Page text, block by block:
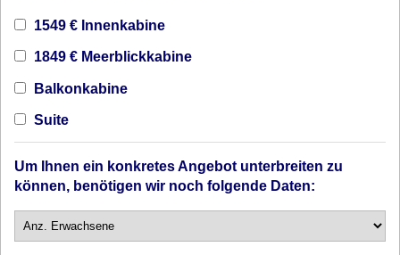
1549 € Innenkabine
1849 € Meerblickkabine
Balkonkabine
Suite
Um Ihnen ein konkretes Angebot unterbreiten zu
können, benötigen wir noch folgende Daten: